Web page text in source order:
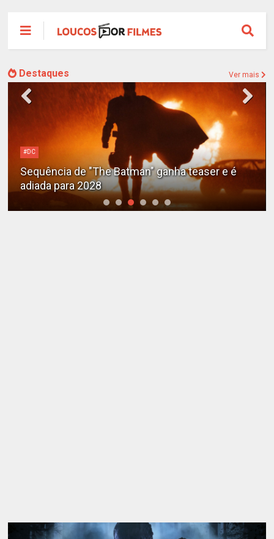
Destaques Ver mais
Alejandro G. Iñárritu
Tom Cruise surge totalmente irreconhecível e
calvo no trailer caótico de 'Digger'